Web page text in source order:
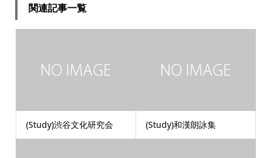
関連記事一覧
(Study)渋谷文化研究会 (Study)和漢朗詠集